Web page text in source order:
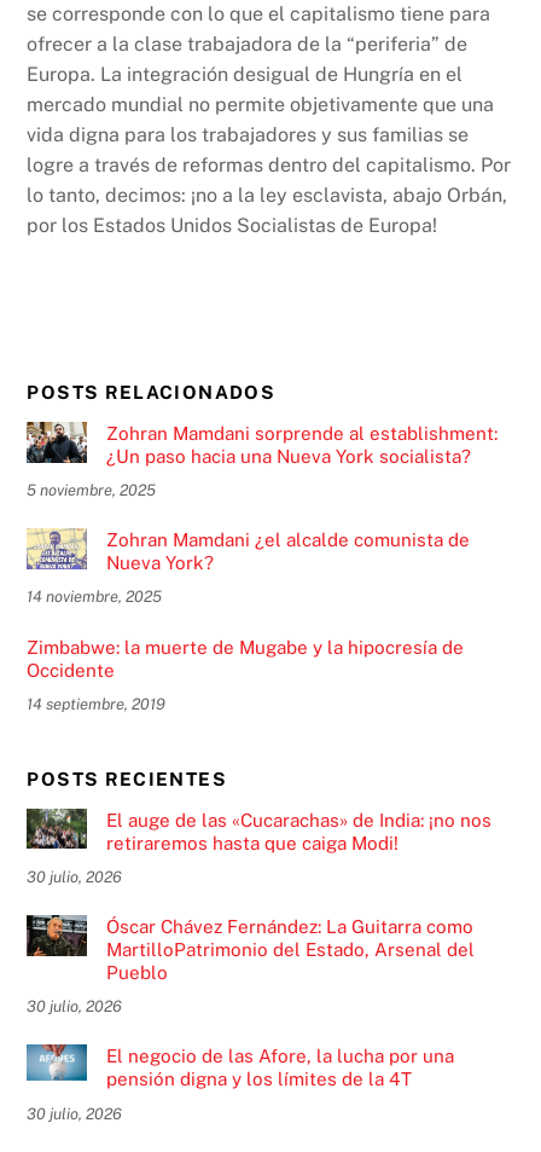
se corresponde con lo que el capitalismo tiene para
ofrecer a la clase trabajadora de la “periferia” de
Europa. La integración desigual de Hungría en el
mercado mundial no permite objetivamente que una
vida digna para los trabajadores y sus familias se
logre a través de reformas dentro del capitalismo. Por
lo tanto, decimos: ¡no a la ley esclavista, abajo Orbán,
por los Estados Unidos Socialistas de Europa!
POSTS RELACIONADOS
Zohran Mamdani sorprende al establishment:
¿Un paso hacia una Nueva York socialista?
5 noviembre, 2025
Zohran Mamdani ¿el alcalde comunista de
Nueva York?
14 noviembre, 2025
Zimbabwe: la muerte de Mugabe y la hipocresía de
Occidente
14 septiembre, 2019
POSTS RECIENTES
El auge de las «Cucarachas» de India: ¡no nos
retiraremos hasta que caiga Modi!
30 julio, 2026
Óscar Chávez Fernández: La Guitarra como
MartilloPatrimonio del Estado, Arsenal del
Pueblo
30 julio, 2026
El negocio de las Afore, la lucha por una
pensión digna y los límites de la 4T
30 julio, 2026